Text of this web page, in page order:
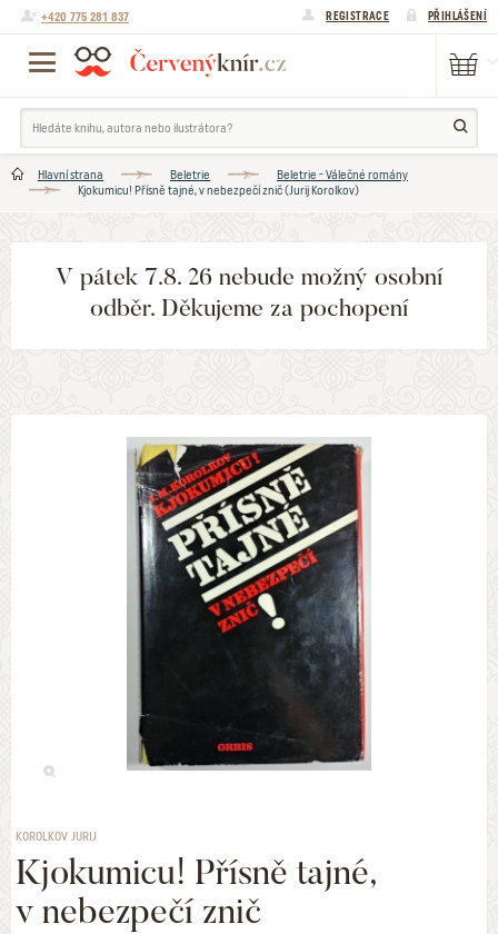
+420 775 281 837 REGISTRACE PŘIHLÁŠENÍ
Hlavní strana Beletrie
Beletrie - Válečné romány
Kjokumicu! Přísně tajné, v nebezpečí znič (Jurij Korolkov)
V pátek 7.8. 26 nebude možný osobní
odběr. Děkujeme za pochopení
KOROLKOV JURIJ
Kjokumicu! Přísně tajné,
v nebezpečí znič